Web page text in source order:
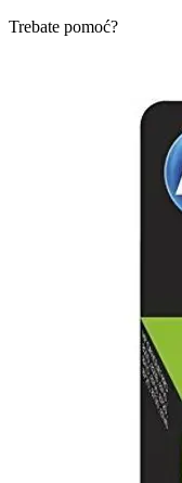
Trebate pomoć?